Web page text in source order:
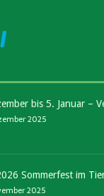
bis 5. Januar –
2025
Sommerfest im
2025